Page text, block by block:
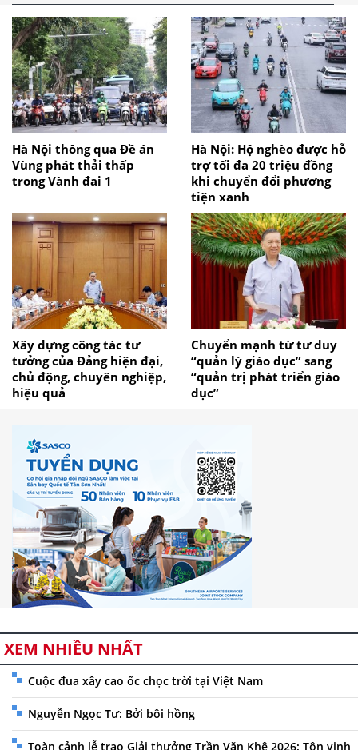
Hà Nội thông qua Đề án
Vùng phát thải thấp
trong Vành đai 1
Hà Nội: Hộ nghèo được hỗ
trợ tối đa 20 triệu đồng
khi chuyển đổi phương
tiện xanh
Xây dựng công tác tư
tưởng của Đảng hiện đại,
chủ động, chuyên nghiệp,
hiệu quả
Chuyển mạnh từ tư duy
“quản lý giáo dục” sang
“quản trị phát triển giáo
dục”
XEM NHIỀU NHẤT
Cuộc đua xây cao ốc chọc trời tại Việt Nam
Nguyễn Ngọc Tư: Bởi bôi hồng
Toàn cảnh lễ trao Giải thưởng Trần Văn Khê 2026: Tôn vinh